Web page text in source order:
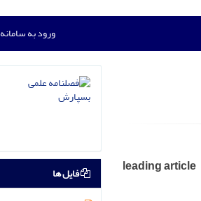
ورود به سامانه
leading article
فایل ها